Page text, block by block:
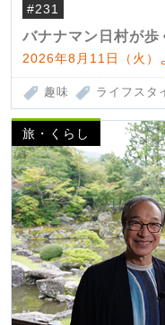
#231
バナナマン日村が
2026年8月11日（火
趣味 ライフスタ
旅・くらし